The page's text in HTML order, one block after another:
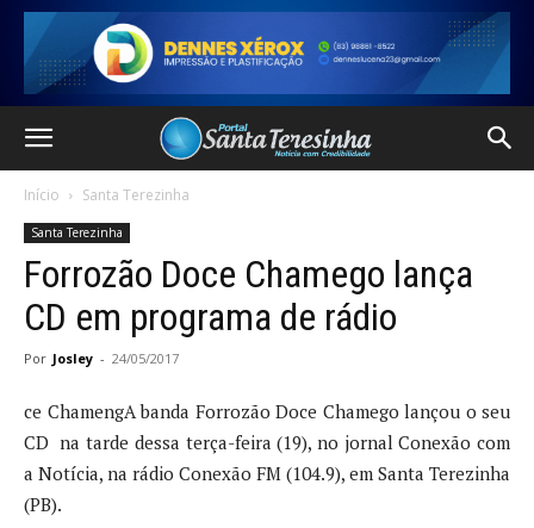
Início Santa Terezinha
Santa Terezinha
Forrozão Doce Chamego lança
CD em programa de rádio
Por Josley - 24/05/2017
ce ChamengA banda Forrozão Doce Chamego lançou o seu
CD na tarde dessa terça-feira (19), no jornal Conexão com
a Notícia, na rádio Conexão FM (104.9), em Santa Terezinha
(PB).